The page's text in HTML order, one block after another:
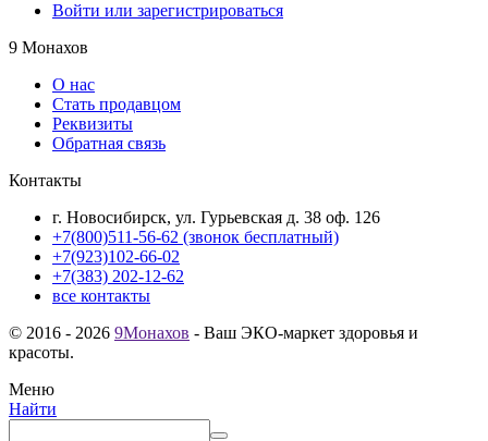
Войти или зарегистрироваться
9 Монахов
О нас
Стать продавцом
Реквизиты
Обратная связь
Контакты
г. Новосибирск, ул. Гурьевская д. 38 оф. 126
+7(800)511-56-62 (звонок бесплатный)
+7(923)102-66-02
+7(383) 202-12-62
все контакты
© 2016 - 2026 9Монахов - Ваш ЭКО-маркет здоровья и
красоты.
Меню
Найти